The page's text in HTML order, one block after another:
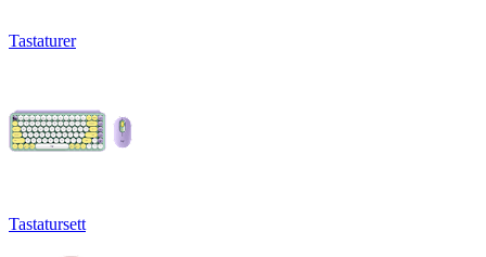
Tastaturer
Tastatursett